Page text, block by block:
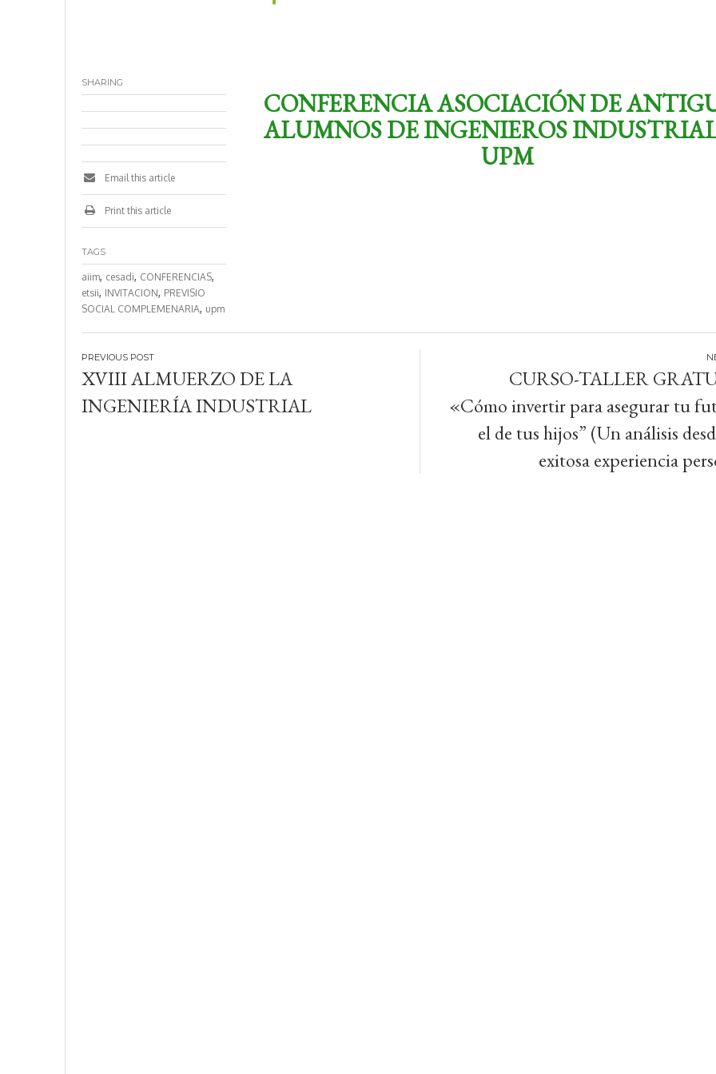
CONFERENCIA ASOCIACIÓN DE
ALUMNOS DE INGENIEROS
UPM
SHARING
Email this article
Print this article
TAGS
aiim, cesadi, CONFERENCIAS,
etsii, INVITACION, PREVISIO
SOCIAL COMPLEMENARIA, upm
Navegación
de
entradas
XVIII ALMUERZO DE LA
INGENIERÍA INDUSTRIAL
CURSO-TALLER
«Cómo invertir para asegurar tu
el de tus hijos” (Un análisis
exitosa experiencia